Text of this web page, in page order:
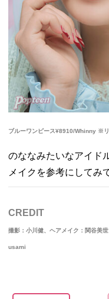
ブルーワンピース¥8910/Whinny ※リ
のななみたいなアイド
メイクを参考にしてみ
CREDIT
撮影：小川健、ヘアメイク：関谷美
usami